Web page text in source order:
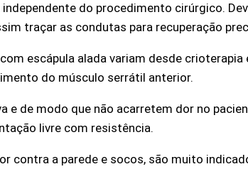
do procedimento cirúrgico.
traçar as condutas para recuperação
escápula alada variam desde crioterapia
do músculo serrátil anterior.
de modo que não acarretem dor no
livre com resistência.
contra a parede e socos, são muito